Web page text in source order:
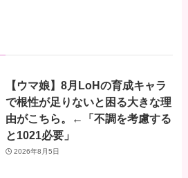
【ウマ娘】8月LoHの育成キャラ
で根性が足りないと困る大きな理
由がこちら。←「不調を考慮する
と1021必要」
2026年8月5日